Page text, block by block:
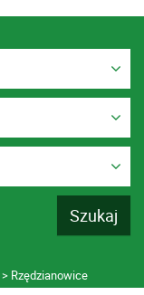
Rzędzianowice